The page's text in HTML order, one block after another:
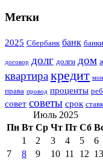
Метки
2025 Сбербанк банк банки
договор долг долги дом
квартиракредит
права провод проценты
совет советы срок
Июль 2025
Пн Вт Ср Чт Пт Сб
1
2 3 4 5
6
7
8 9 10 11 12 13